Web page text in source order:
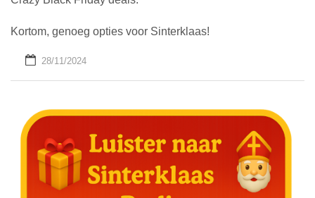
Kortom, genoeg opties voor Sinterklaas!
28/11/2024